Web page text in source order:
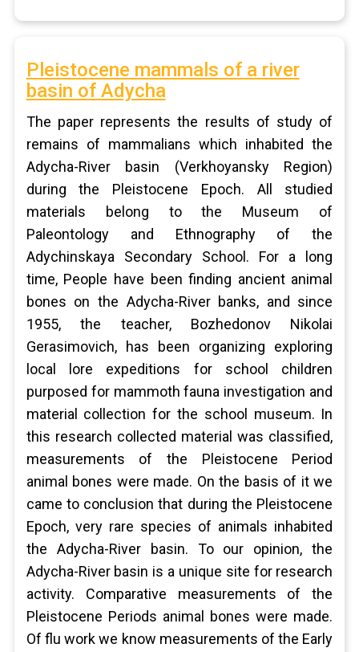
Pleistocene mammals of a river
basin of Adycha
The paper represents the results of study of
remains of mammalians which inhabited the
Adycha-River basin (Verkhoyansky Region)
during the Pleistocene Epoch. All studied
materials belong to the Museum of
Paleontology and Ethnography of the
Adychinskaya Secondary School. For a long
time, People have been finding ancient animal
bones on the Adycha-River banks, and since
1955, the teacher, Bozhedonov Nikolai
Gerasimovich, has been organizing exploring
local lore expeditions for school children
purposed for mammoth fauna investigation and
material collection for the school museum. In
this research collected material was classified,
measurements of the Pleistocene Period
animal bones were made. On the basis of it we
came to conclusion that during the Pleistocene
Epoch, very rare species of animals inhabited
the Adycha-River basin. To our opinion, the
Adycha-River basin is a unique site for research
activity. Comparative measurements of the
Pleistocene Periods animal bones were made.
Of flu work we know measurements of the Early